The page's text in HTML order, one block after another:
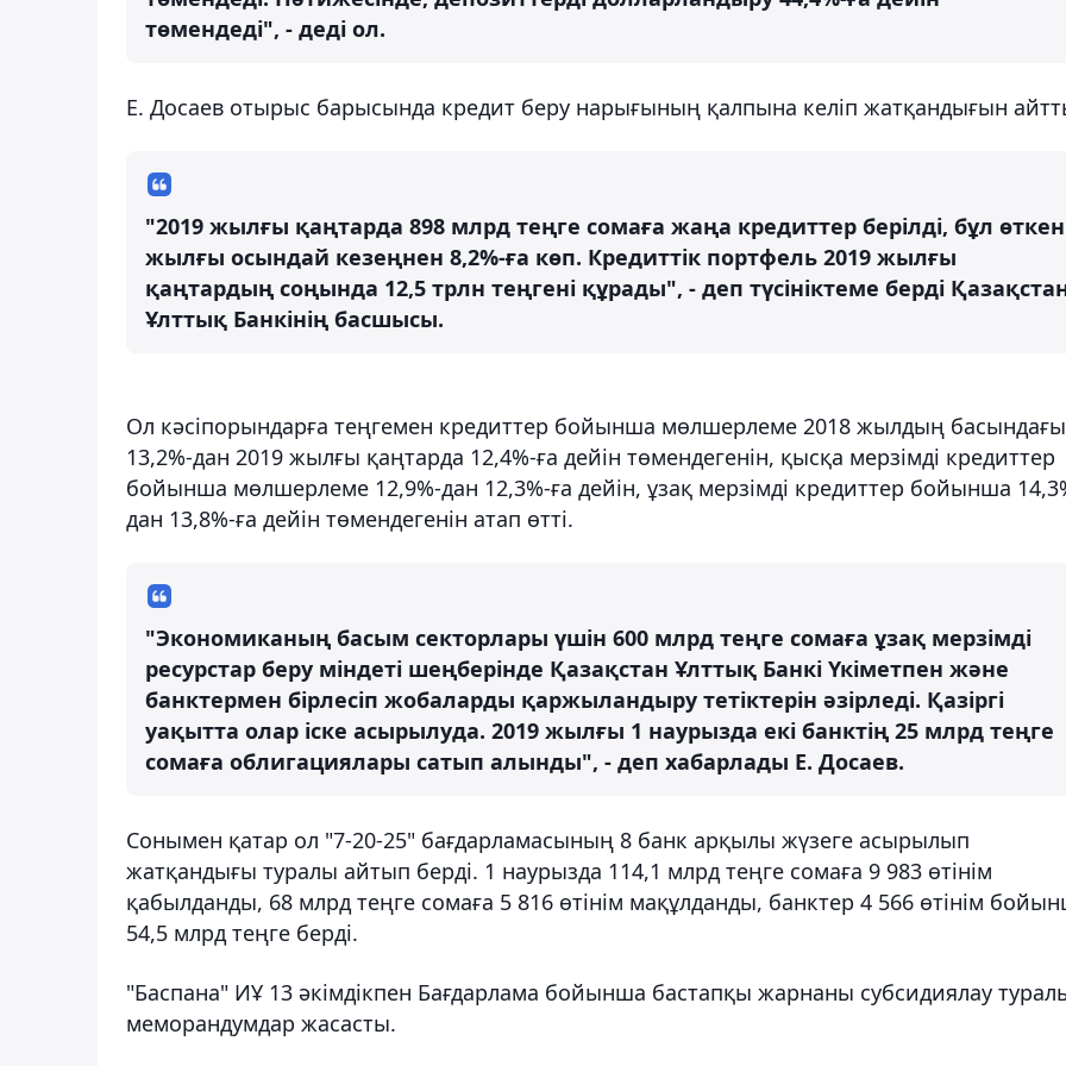
төмендеді", - деді ол.
Е. Досаев отырыс барысында кредит беру нарығының қалпына келіп жатқандығын
"2019 жылғы қаңтарда 898 млрд теңге сомаға жаңа кредиттер берілді, бұл өткен
жылғы осындай кезеңнен 8,2%-ға көп. Кредиттік портфель 2019 жылғы
қаңтардың соңында 12,5 трлн теңгені құрады", - деп түсініктеме берді
Ұлттық Банкінің басшысы.
Ол кәсіпорындарға теңгемен кредиттер бойынша мөлшерлеме 2018 жылдың басындағы
13,2%-дан 2019 жылғы қаңтарда 12,4%-ға дейін төмендегенін, қысқа мерзімді кредиттер
бойынша мөлшерлеме 12,9%-дан 12,3%-ға дейін, ұзақ мерзімді кредиттер бойынша
дан 13,8%-ға дейін төмендегенін атап өтті.
"Экономиканың басым секторлары үшін 600 млрд теңге сомаға ұзақ мерзімді
ресурстар беру міндеті шеңберінде Қазақстан Ұлттық Банкі Үкіметпен және
банктермен бірлесіп жобаларды қаржыландыру тетіктерін әзірледі. Қазіргі
уақытта олар іске асырылуда. 2019 жылғы 1 наурызда екі банктің 25 млрд теңге
сомаға облигациялары сатып алынды", - деп хабарлады Е. Досаев.
Сонымен қатар ол "7-20-25" бағдарламасының 8 банк арқылы жүзеге асырылып
жатқандығы туралы айтып берді. 1 наурызда 114,1 млрд теңге сомаға 9 983 өтінім
қабылданды, 68 млрд теңге сомаға 5 816 өтінім мақұлданды, банктер 4 566 өтінім
54,5 млрд теңге берді.
"Баспана" ИҰ 13 әкімдікпен Бағдарлама бойынша бастапқы жарнаны субсидиялау
меморандумдар жасасты.